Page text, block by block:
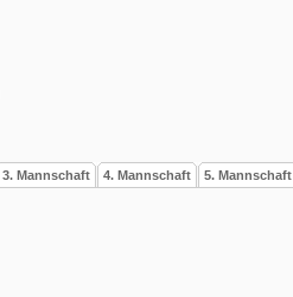
3. Mannschaft 4. Mannschaft 5. Mannschaft